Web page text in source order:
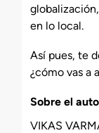
en lo local.
Así pues, te
¿cómo vas a
Sobre el
VIKAS